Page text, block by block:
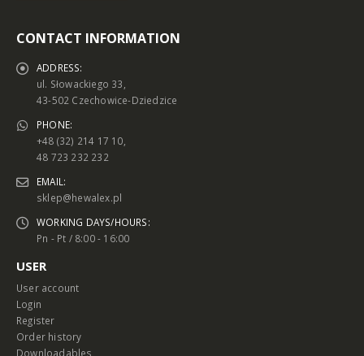
CONTACT INFORMATION
ADDRESS:
ul. Słowackiego 33,
43-502 Czechowice-Dziedzice
PHONE:
+48 (32) 214 17 10,
48 723 232 232
EMAIL:
sklep@hewalex.pl
WORKING DAYS/HOURS:
Pn - Pt / 8:00 - 16:00
USER
User account
Login
Register
Order history
Downloadables